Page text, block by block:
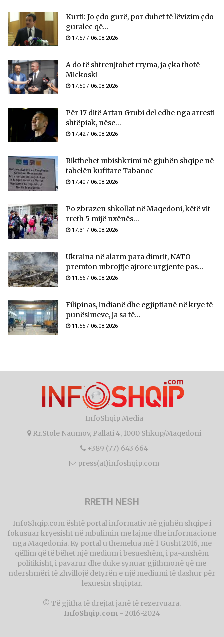
Kurti: Jo çdo gurë, por duhet të lëvizim çdo
guralec që...
17:57 / 06.08.2026
A do të shtrenjtohet rryma, ja çka thotë
Mickoski
17:50 / 06.08.2026
Për 17 ditë Artan Grubi del edhe nga arresti
shtëpiak, nëse...
17:42 / 06.08.2026
Rikthehet mbishkrimi në gjuhën shqipe në
tabelën kufitare Tabanoc
17:40 / 06.08.2026
Po zbrazen shkollat në Maqedoni, këtë vit
rreth 5 mijë nxënës...
17:31 / 06.08.2026
Ukraina në alarm para dimrit, NATO
premton mbrojtje ajrore urgjente pas...
11:56 / 06.08.2026
Filipinas, indianë dhe egjiptianë në krye të
punësimeve, ja sa të...
11:55 / 06.08.2026
InfoShqip Media
Rr.Stole Naumov, Pallati 4, 1000 Shkup/Maqedoni
+389 (77) 643 664
press(at)infoshqip.com
RRETH NESH
InfoShqip.com është portal informativ në gjuhën shqipe i
fokusuar kryesisht në mbulimin me lajme dhe informacione
nga Maqedonia. Ky portal u themelua më 1 Gusht 2016, me
qëllim që të bëhet një medium i besueshëm, i pa-anshëm
politikisht, i pavarur dhe duke synuar gjithmonë që me
ndershmëri të zhvillojë detyrën e një mediumi të dashur për
lexuesin shqiptar.
© Të gjitha të drejtat janë të rezervuara.
InfoShqip.com- 2016-2024